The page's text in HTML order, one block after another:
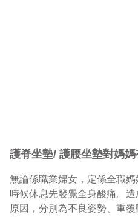
護脊坐墊/ 護腰坐墊對媽媽
無論係職業婦女，定係全職
時候休息先發覺全身酸痛。
原因，分別為不良姿勢、重